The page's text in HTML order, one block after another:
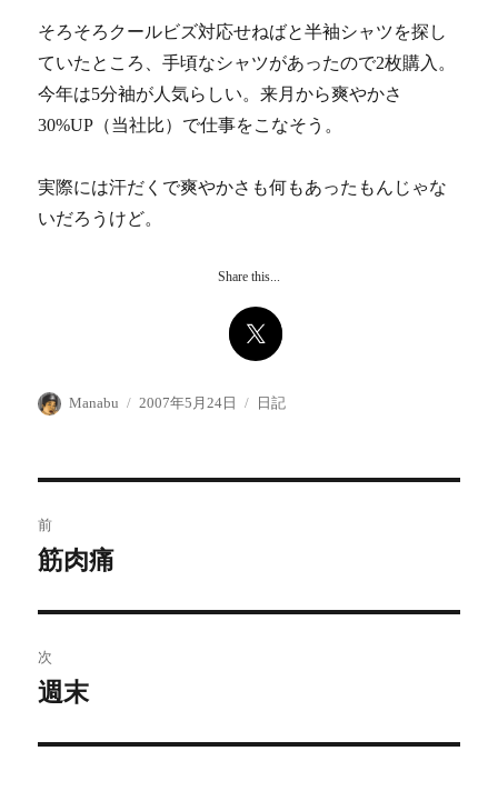
そろそろクールビズ対応せねばと半袖シャツを探し
ていたところ、手頃なシャツがあったので2枚購入。
今年は5分袖が人気らしい。来月から爽やかさ
30%UP（当社比）で仕事をこなそう。
実際には汗だくで爽やかさも何もあったもんじゃな
いだろうけど。
Share this...
投
Manabu
投
2007年5月24日
カ
日記
稿
ビ
ゲ
ー
前
前
投
稿:
筋肉痛
次
次
投
週末